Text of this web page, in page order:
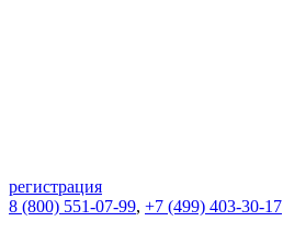
регистрация
8 (800) 551-07-99, +7 (499) 403-30-17